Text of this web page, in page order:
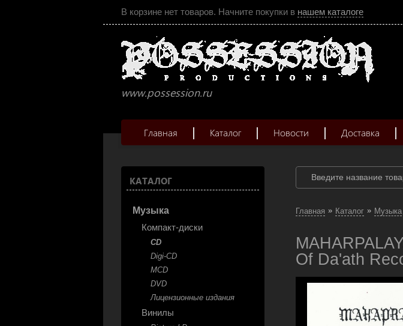
В корзине нет товаров. Начните покупки в нашем каталоге
www.possession.ru
Главная Каталог Новости Доставка
КАТАЛОГ
Музыка
Компакт-диски
CD
Digi-CD
MCD
DVD
Лицензионные издания
Винилы
Главная » Каталог » Музыка
Of Da'ath